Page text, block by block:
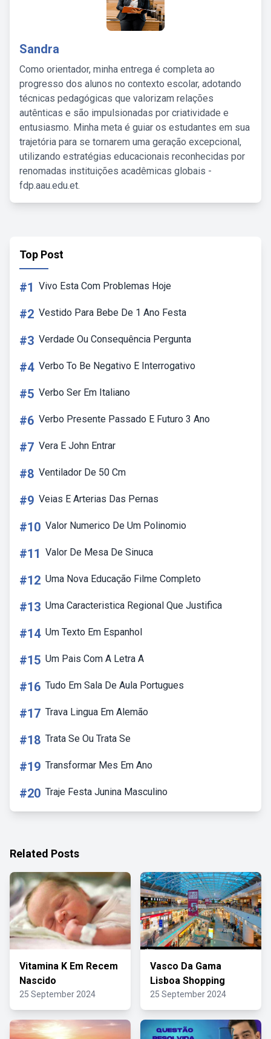
Sandra
Como orientador, minha entrega é completa ao
progresso dos alunos no contexto escolar, adotando
técnicas pedagógicas que valorizam relações
autênticas e são impulsionadas por criatividade e
entusiasmo. Minha meta é guiar os estudantes em sua
trajetória para se tornarem uma geração excepcional,
utilizando estratégias educacionais reconhecidas por
renomadas instituições acadêmicas globais -
fdp.aau.edu.et.
Top Post
#1 Vivo Esta Com Problemas Hoje
#2 Vestido Para Bebe De 1 Ano Festa
#3 Verdade Ou Consequência Pergunta
#4 Verbo To Be Negativo E Interrogativo
#5 Verbo Ser Em Italiano
#6 Verbo Presente Passado E Futuro 3 Ano
#7 Vera E John Entrar
#8 Ventilador De 50 Cm
#9 Veias E Arterias Das Pernas
#10 Valor Numerico De Um Polinomio
#11 Valor De Mesa De Sinuca
#12 Uma Nova Educação Filme Completo
#13 Uma Caracteristica Regional Que Justifica
#14 Um Texto Em Espanhol
#15 Um Pais Com A Letra A
#16 Tudo Em Sala De Aula Portugues
#17 Trava Lingua Em Alemão
#18 Trata Se Ou Trata Se
#19 Transformar Mes Em Ano
#20 Traje Festa Junina Masculino
Related Posts
Vitamina K Em Recem
Nascido
25 September 2024
Vasco Da Gama
Lisboa Shopping
25 September 2024